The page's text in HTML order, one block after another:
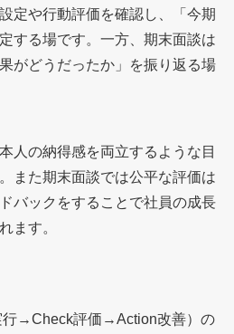
定や行動評価を確認し、「今期
する場です。一方、期末面談は
がどうだったか」を振り返る場
人の納得感を両立するような目
また期末面談では公平な評価は
バックをすることで社員の成長
ます。
→Check評価→Action改善）の